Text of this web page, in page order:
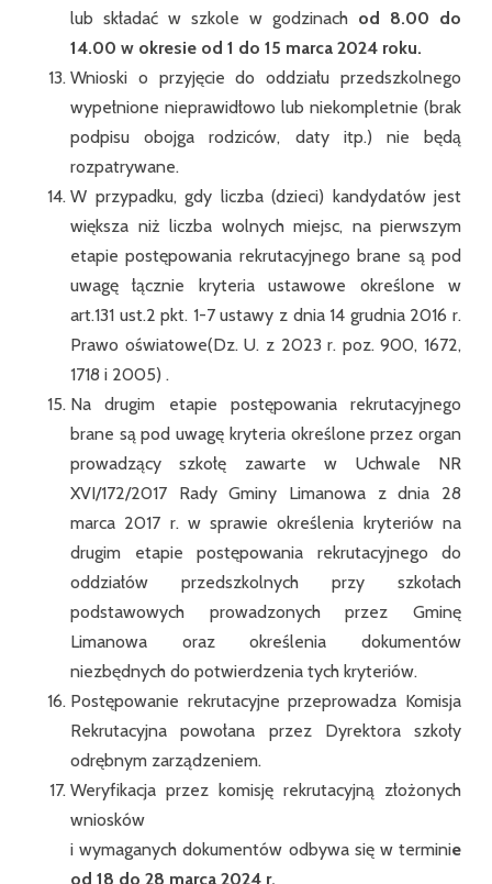
lub składać w szkole w godzinach od 8.00 do
14.00 w okresie od 1 do 15 marca 2024 roku.
Wnioski o przyjęcie do oddziału przedszkolnego
wypełnione nieprawidłowo lub niekompletnie (brak
podpisu obojga rodziców, daty itp.) nie będą
rozpatrywane.
W przypadku, gdy liczba (dzieci) kandydatów jest
większa niż liczba wolnych miejsc, na pierwszym
etapie postępowania rekrutacyjnego brane są pod
uwagę łącznie kryteria ustawowe określone w
art.131 ust.2 pkt. 1-7 ustawy z dnia 14 grudnia 2016 r.
Prawo oświatowe(Dz. U. z 2023 r. poz. 900, 1672,
1718 i 2005) .
Na drugim etapie postępowania rekrutacyjnego
brane są pod uwagę kryteria określone przez organ
prowadzący szkołę zawarte w Uchwale NR
XVI/172/2017 Rady Gminy Limanowa z dnia 28
marca 2017 r. w sprawie określenia kryteriów na
drugim etapie postępowania rekrutacyjnego do
oddziałów przedszkolnych przy szkołach
podstawowych prowadzonych przez Gminę
Limanowa oraz określenia dokumentów
niezbędnych do potwierdzenia tych kryteriów.
Postępowanie rekrutacyjne przeprowadza Komisja
Rekrutacyjna powołana przez Dyrektora szkoły
odrębnym zarządzeniem.
Weryfikacja przez komisję rekrutacyjną złożonych
wniosków
i wymaganych dokumentów odbywa się w terminie
od 18 do 28 marca 2024 r.